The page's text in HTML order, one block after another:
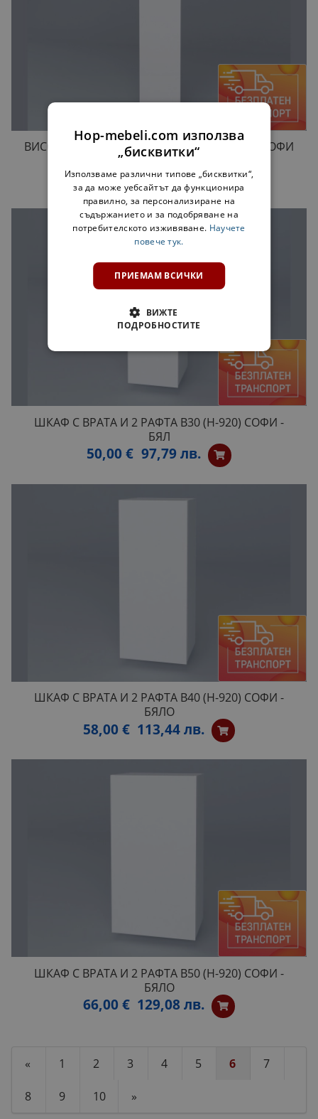
ВИСОК ПАНЕЛ ЗА КОЛОНЕН ШКАФ (H-233) СОФИ
- БЯЛO
53,00 € 103,66 лв.
ШКАФ С ВРАТА И 2 РАФТА B30 (H-920) СОФИ -
БЯЛ
50,00 € 97,79 лв.
ШКАФ С ВРАТА И 2 РАФТА B40 (H-920) СОФИ -
БЯЛО
58,00 € 113,44 лв.
ШКАФ С ВРАТА И 2 РАФТА B50 (H-920) СОФИ -
БЯЛО
66,00 € 129,08 лв.
« 1 2 3 4 5 6 7
8 9 10 »
Hop-mebeli.com използва
„бисквитки“
Използваме различни типове „бисквитки“,
за да може уебсайтът да функционира
правилно, за персонализиране на
съдържанието и за подобряване на
потребителското изживяване. Научете
повече тук.
ПРИЕМАМ ВСИЧКИ
ВИЖТЕ
ПОДРОБНОСТИТЕ